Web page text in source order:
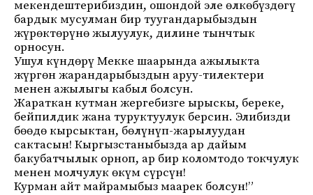
мекендештерибиздин, ошондой эле өлкөбүздөгү
бардык мусулман бир туугандарыбыздын
жүрөктөрүнө жылуулук, дилине тынчтык
орносун.
Ушул күндөрү Мекке шаарында ажылыкта
жүргөн жарандарыбыздын аруу-тилектери
менен ажылыгы кабыл болсун.
Жараткан кутман жергебизге ырыскы, береке,
бейпилдик жана туруктуулук берсин. Элибизди
бөөдө кырсыктан, бөлүнүп-жарылуудан
сактасын! Кыргызстаныбызда ар дайым
бакубатчылык орноп, ар бир коломтодо токчулук
менен молчулук өкүм сүрсүн!
Курман айт майрамыбыз маарек болсун!”